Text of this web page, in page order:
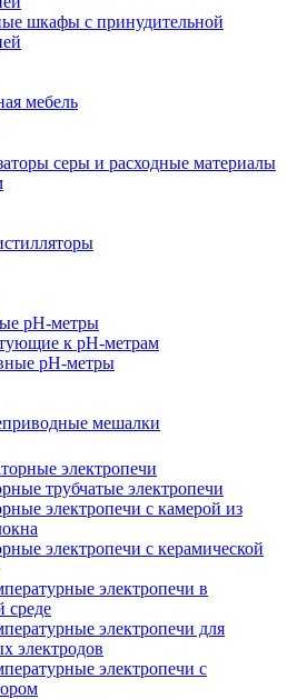
шкафы с принудительной
мебель
серы и расходные материалы
pH-метры
к pH-метрам
pH-метры
мешалки
электропечи
трубчатые электропечи
электропечи с камерой из
электропечи с керамической
электропечи в
среде
электропечи для
электродов
электропечи с